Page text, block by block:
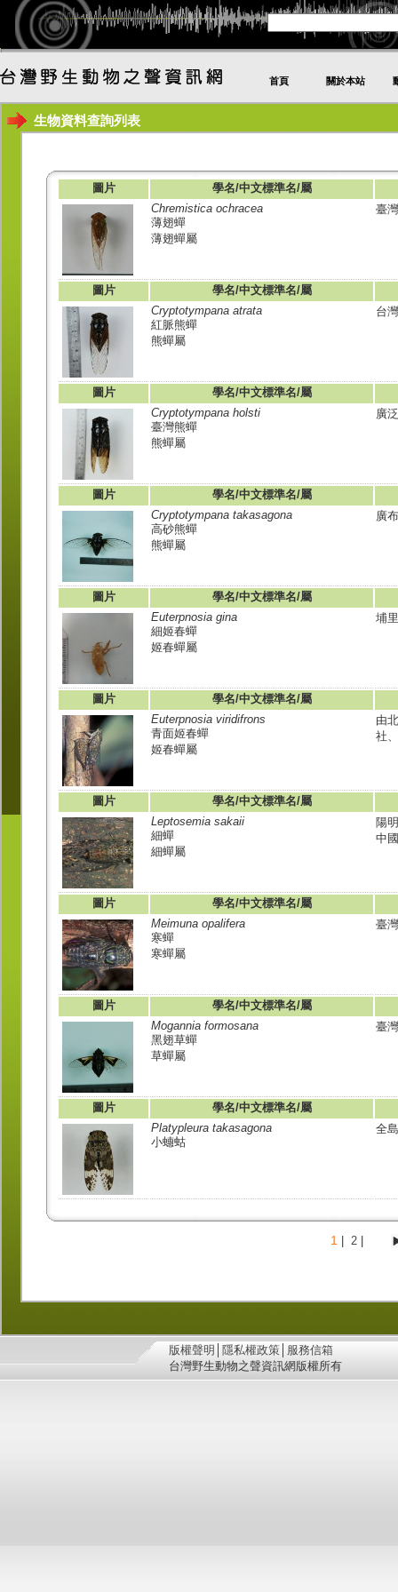
首頁 關於本站
生物資料查詢列表
圖片
學名/中文標準名/屬
Chremistica ochracea
薄翅蟬
薄翅蟬屬
臺
圖片
學名/中文標準名/屬
Cryptotympana atrata
紅脈熊蟬
熊蟬屬
台
圖片
學名/中文標準名/屬
Cryptotympana holsti
臺灣熊蟬
熊蟬屬
廣
圖片
學名/中文標準名/屬
Cryptotympana takasagona
高砂熊蟬
熊蟬屬
廣
圖片
學名/中文標準名/屬
Euterpnosia gina
細姬春蟬
姬春蟬屬
埔
圖片
學名/中文標準名/屬
Euterpnosia viridifrons
青面姬春蟬
姬春蟬屬
由
社
圖片
學名/中文標準名/屬
Leptosemia sakaii
細蟬
細蟬屬
陽
中
圖片
學名/中文標準名/屬
Meimuna opalifera
寒蟬
寒蟬屬
臺
圖片
學名/中文標準名/屬
Mogannia formosana
黑翅草蟬
草蟬屬
臺
圖片
學名/中文標準名/屬
Platypleura takasagona
小蟪蛄
全
1| 2|
版權聲明 隱私權政策 服務信箱
台灣野生動物之聲資訊網版權所有